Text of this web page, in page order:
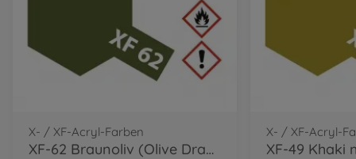
X- / XF-Acryl-Farben
XF-62 Braunoliv (Olive Drab) matt 23ml
X- / XF-Acryl-
XF-49 Khaki